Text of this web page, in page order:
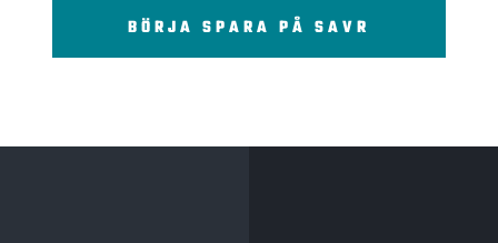
BÖRJA SPARA PÅ SAVR